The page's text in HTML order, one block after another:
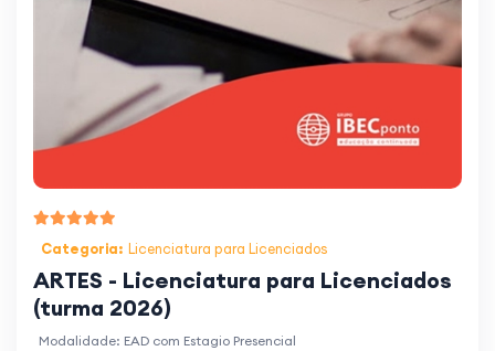
Categoria: Licenciatura para Licenciados
ARTES - Licenciatura para Licenciados
(turma 2026)
Modalidade: EAD com Estagio Presencial